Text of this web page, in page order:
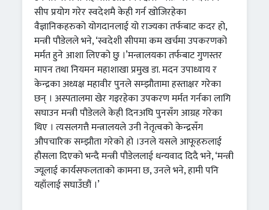
सीप प्रयोग गरेर स्वदेशमै केही गर्न खोजिरहेका
वैज्ञानिकहरुको योगदानलाई यो राज्यका तर्फबाट कदर हो,
मन्त्री पौडेलले भने, ‘स्वदेशी सीपमा कम खर्चमा उपकरणको
मर्मत हुने आशा लिएको छु ।’मन्त्रालयका तर्फबाट गुणस्तर
मापन तथा नियमन महाशाखा प्रमुख डा. मदन उपाध्याय र
केन्द्रका अध्यक्ष महावीर पुनले सम्झौतामा हस्ताक्षर गरेका
छन् । अस्पतालमा खेर गइरहेका उपकरण मर्मत गर्नका लागि
सघाउन मन्त्री पौडेलले केही दिनअघि पुनसँग आग्रह गरेका
थिए । त्यसलगत्तै मन्त्रालयले उनी नेतृत्वको केन्द्रसँग
औपचारिक सम्झौता गरेको हो ।उनले यसले आफूहरुलाई
हौसला दिएको भन्दै मन्त्री पौडेललाई धन्यवाद दिदै भने, ‘मन्त्री
ज्यूलाई कार्यसफलताको कामना छ, उनले भने, हामी पनि
यहाँलाई सघाउँछौं ।’